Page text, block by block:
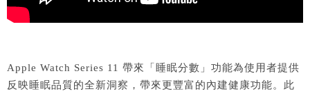
Apple Watch Series 11 帶來「睡眠分數」功能為使用者提供
反映睡眠品質的全新洞察，帶來更豐富的內建健康功能。此